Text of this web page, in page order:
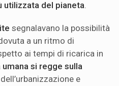
utilizzata del pianeta.
segnalavano la possibilità
a un ritmo di
ai tempi di ricarica in
umana si regge sulla
e